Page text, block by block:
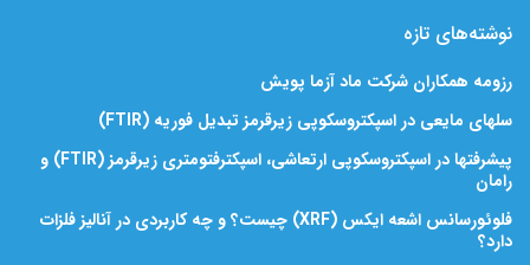
نوشته‌های تازه
رزومه همکاران شرکت ماد آزما پویش
سلهای مایعی در اسپکتروسکوپی زیرقرمز تبدیل فوریه (FTIR)
پیشرفتها در اسپکتروسکوپی ارتعاشی، اسپکترفتومتری زیرقرمز (FTIR) و
رامان
فلوئورسانس اشعه ایکس (XRF) چیست؟ و چه کاربردی در آنالیز فلزات
دارد؟